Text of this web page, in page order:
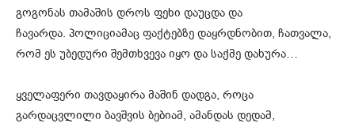
გოგონას თამაშის დროს ფეხი დაუცდა და
ჩავარდა. პოლიციამაც ფაქტებზე დაყრდნობით, ჩათვალა,
რომ ეს უბედური შემთხვევა იყო და საქმე დახურა…
ყველაფერი თავდაყირა მაშინ დადგა, როცა
გარდაცვლილი ბავშვის ბებიამ, ამანდას დედამ,